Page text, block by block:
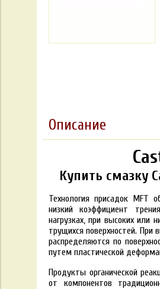
Описание
Купить смазку
Технология присадок MFT
низкий коэффициент
нагрузках, при высоких или
трущихся поверхностей. При
распределяются по
путем пластической
Продукты органической
от компонентов